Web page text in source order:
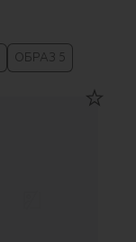
ОБРАЗ 5